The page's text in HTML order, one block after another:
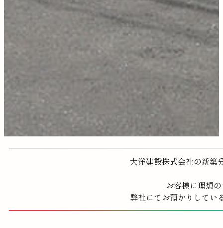
大洋建設株式会社の新築
お客様に理想
弊社にてお預かりしてい